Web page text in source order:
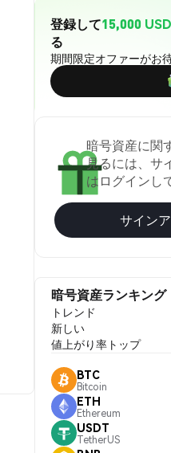
登録して15,000
る
期間限定オファーがお
暗号資産に関
見るには、サ
はログインし
サイン
暗号資産ランキング
トレンド
新しい
値上がり率トップ
BTC
Bitcoin
ETH
Ethereum
USDT
TetherUS